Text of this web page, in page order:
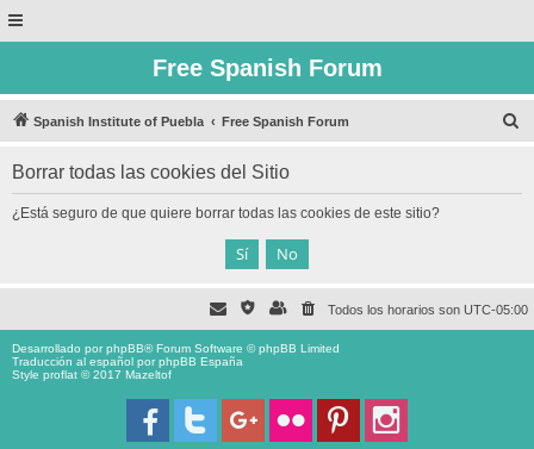
Free Spanish Forum
Spanish Institute of Puebla Free Spanish Forum
Borrar todas las cookies del Sitio
¿Está seguro de que quiere borrar todas las cookies de este sitio?
Todos los horarios son UTC-05:00
Desarrollado porphpBB® Forum Software © phpBB Limited
Traducción al español porphpBB España
Style proflat © 2017 Mazeltof